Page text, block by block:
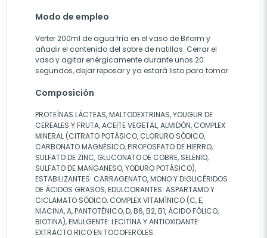
Modo de empleo
Verter 200ml de agua fría en el vaso de Biform y
añadir el contenido del sobre de natillas. Cerrar el
vaso y agitar enérgicamente durante unos 20
segundos, dejar reposar y ya estará listo para tomar.
Composición
PROTEÍNAS LÁCTEAS, MALTODEXTRINAS, YOUGUR DE
CEREALES Y FRUTA, ACEITE VEGETAL, ALMIDÓN, COMPLEX
MINERAL (CITRATO POTÁSICO, CLORURO SÓDICO,
CARBONATO MAGNÉSICO, PIROFOSFATO DE HIERRO,
SULFATO DE ZINC, GLUCONATO DE COBRE, SELENIO,
SULFATO DE MANGANESO, YODURO POTÁSICO),
ESTABILIZANTES: CARRAGENATO, MONO Y DIGLICÉRIDOS
DE ÁCIDOS GRASOS, EDULCORANTES: ASPARTAMO Y
CICLAMATO SÓDICO, COMPLEX VITAMÍNICO (C, E,
NIACINA, A, PANTOTÉNICO, D, B6, B2, B1, ÁCIDO FÓLICO,
BIOTINA), EMULGENTE: LECITINA Y ANTIOXIDANTE:
EXTRACTO RICO EN TOCOFEROLES.